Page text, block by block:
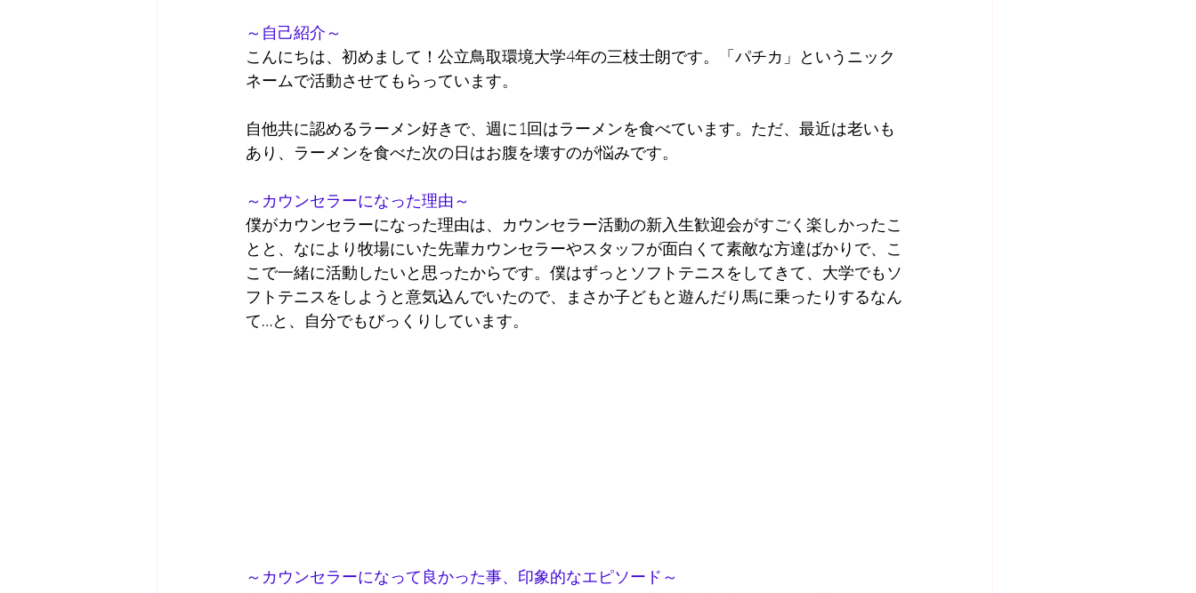
～自己紹介～
こんにちは、初めまして！公立鳥取環境大学4年の三枝士朗です。「パチカ」というニック
ネームで活動させてもらっています。
自他共に認めるラーメン好きで、週に1回はラーメンを食べています。ただ、最近は老いも
あり、ラーメンを食べた次の日はお腹を壊すのが悩みです。
～カウンセラーになった理由～
僕がカウンセラーになった理由は、カウンセラー活動の新入生歓迎会がすごく楽しかったこ
とと、なにより牧場にいた先輩カウンセラーやスタッフが面白くて素敵な方達ばかりで、こ
こで一緒に活動したいと思ったからです。僕はずっとソフトテニスをしてきて、大学でもソ
フトテニスをしようと意気込んでいたので、まさか子どもと遊んだり馬に乗ったりするなん
て…と、自分でもびっくりしています。
～カウンセラーになって良かった事、印象的なエピソード～